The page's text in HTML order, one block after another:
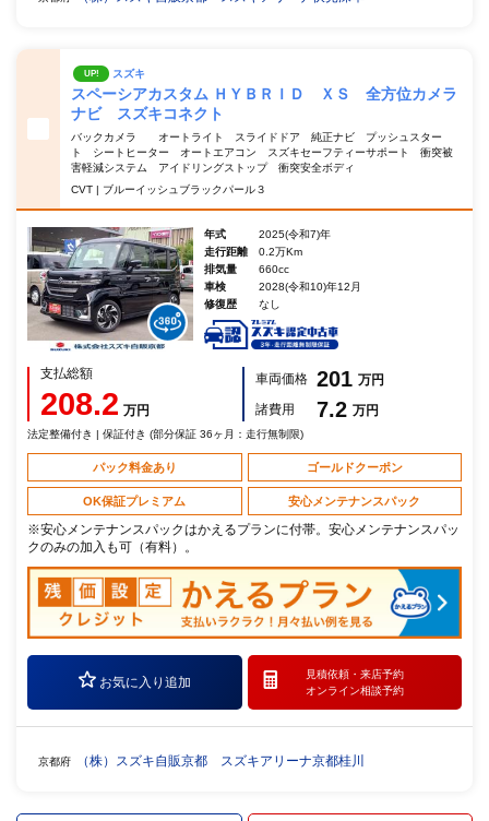
UP! スズキ
スペーシアカスタム ＨＹＢＲＩＤ ＸＳ 全方位カメラ
ナビ スズキコネクト
バックカメラ オートライト スライドドア 純正ナビ プッシュスター
ト シートヒーター オートエアコン スズキセーフティーサポート 衝突被
害軽減システム アイドリングストップ 衝突安全ボディ
CVT | ブルーイッシュブラックパール３
年式
2025(令和7)年
走行距離
0.2万Km
排気量
660cc
車検
2028(令和10)年12月
修復歴
なし
支払総額
208.2 万円
車両価格 201 万円
諸費用
7.2 万円
法定整備付き | 保証付き (部分保証 36ヶ月：走行無制限)
パック料金あり ゴールドクーポン
OK保証プレミアム 安心メンテナンスパック
※安心メンテナンスパックはかえるプランに付帯。安心メンテナンスパッ
クのみの加入も可（有料）。
お気に入り追加
見積依頼・ 来店予約
オンライン相談予約
京都府 （株）スズキ自販京都 スズキアリーナ京都桂川